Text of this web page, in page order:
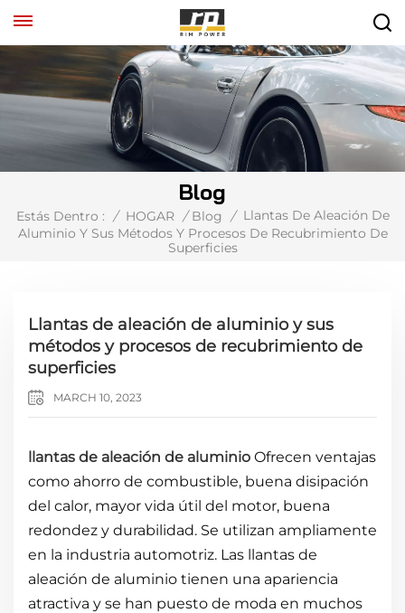
Blog
Estás Dentro : / HOGAR / Blog / Llantas De Aleación De
Aluminio Y Sus Métodos Y Procesos De Recubrimiento De
Superficies
Llantas de aleación de aluminio y sus
métodos y procesos de recubrimiento de
superficies
MARCH 10, 2023
llantas de aleación de aluminio Ofrecen ventajas
como ahorro de combustible, buena disipación
del calor, mayor vida útil del motor, buena
redondez y durabilidad. Se utilizan ampliamente
en la industria automotriz. Las llantas de
aleación de aluminio tienen una apariencia
atractiva y se han puesto de moda en muchos